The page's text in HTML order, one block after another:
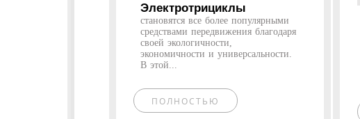
Электротрициклы
становятся все более популярными
средствами передвижения благодаря
своей экологичности,
экономичности и универсальности.
В этой...
ПОЛНОСТЬЮ